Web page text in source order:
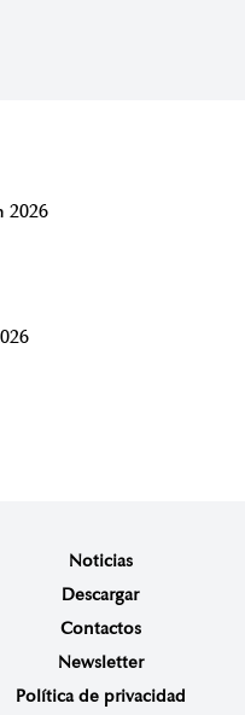
Noticias
Descargar
Contactos
Newsletter
Política de privacidad